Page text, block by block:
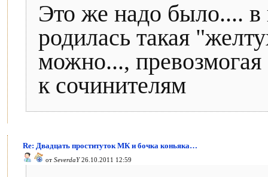
Это же надо было.... в
родилась такая
можно..., превозмогая
к сочинителям
Re: Двадцать проституток МК и бочка коньяка…
от SeverdaY26.10.2011 12:59